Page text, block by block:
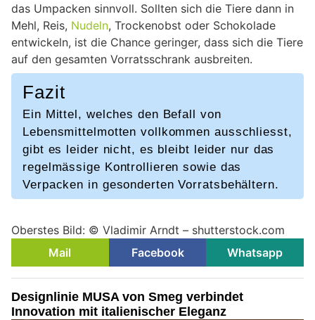
das Umpacken sinnvoll. Sollten sich die Tiere dann in
Mehl, Reis, Nudeln, Trockenobst oder Schokolade
entwickeln, ist die Chance geringer, dass sich die Tiere
auf den gesamten Vorratsschrank ausbreiten.
Fazit
Ein Mittel, welches den Befall von
Lebensmittelmotten vollkommen ausschliesst,
gibt es leider nicht, es bleibt leider nur das
regelmässige Kontrollieren sowie das
Verpacken in gesonderten Vorratsbehältern.
Oberstes Bild: © Vladimir Arndt – shutterstock.com
Mail
Facebook Whatsapp
Designlinie MUSA von Smeg verbindet
Innovation mit italienischer Eleganz